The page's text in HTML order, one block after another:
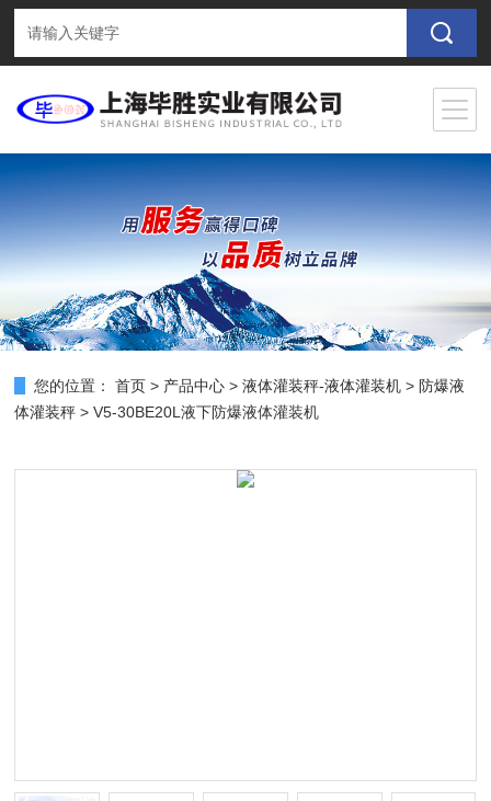
您的位置： 首页 > 产品中心 >液体灌装秤-液体灌装机 > 防爆液
体灌装秤 > V5-30BE20L液下防爆液体灌装机